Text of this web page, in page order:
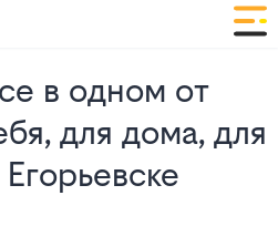
в одном от
для дома, для